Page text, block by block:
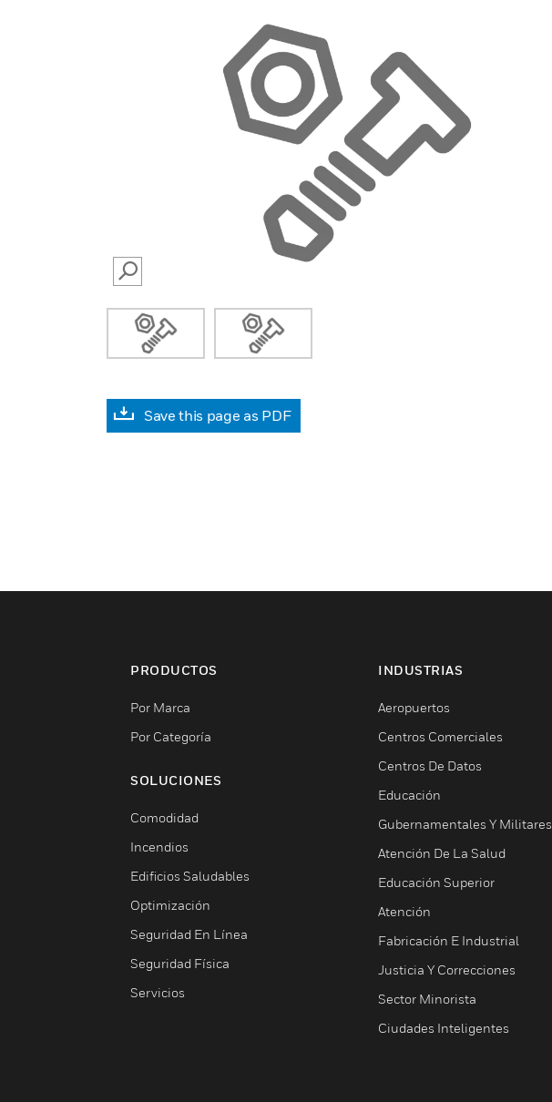
SEARCH
Save this page as PDF
PRODUCTOS
Por Marca
Por Categoría
SOLUCIONES
Comodidad
Incendios
Edificios Saludables
Optimización
Seguridad En Línea
Seguridad Física
Servicios
INDUSTRIAS
Aeropuertos
Centros Comerciales
Centros De Datos
Educación
Gubernamentales Y Militares
Atención De La Salud
Educación Superior
Atención
Fabricación E Industrial
Justicia Y Correcciones
Sector Minorista
Ciudades Inteligentes